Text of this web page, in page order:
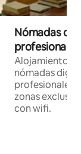
Nómadas
Alojamientos
nómadas
profesionales
zonas
con wifi.